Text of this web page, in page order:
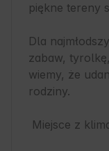
piękne tereny
Dla
zabaw,
wiemy, że
rodziny.